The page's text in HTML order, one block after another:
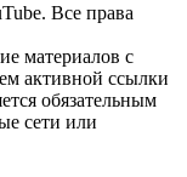
Все права
материалов с
активной ссылки
обязательным
сети или